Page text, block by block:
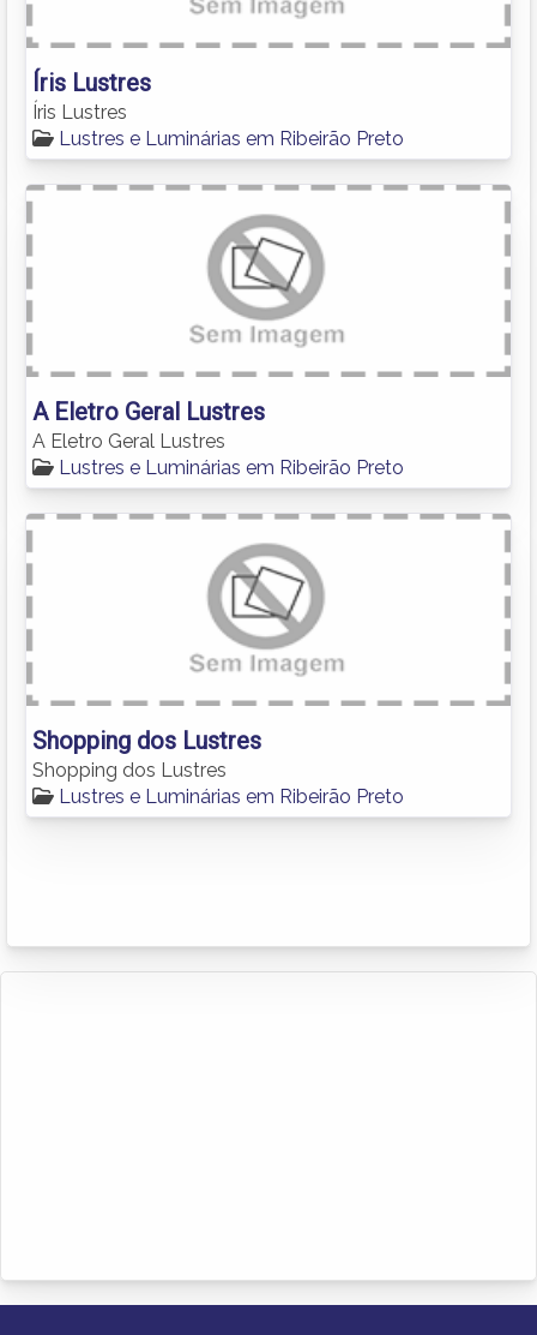
Íris Lustres
Íris Lustres
Lustres e Luminárias em Ribeirão Preto
A Eletro Geral Lustres
A Eletro Geral Lustres
Lustres e Luminárias em Ribeirão Preto
Shopping dos Lustres
Shopping dos Lustres
Lustres e Luminárias em Ribeirão Preto